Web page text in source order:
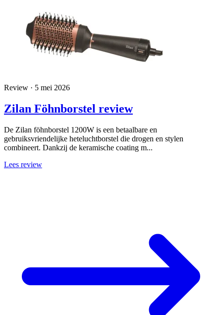
Review · 5 mei 2026
Zilan Föhnborstel review
De Zilan föhnborstel 1200W is een betaalbare en
gebruiksvriendelijke heteluchtborstel die drogen en stylen
combineert. Dankzij de keramische coating m...
Lees review